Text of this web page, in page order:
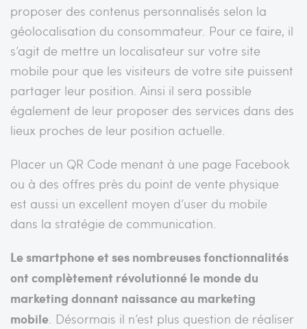
proposer des contenus personnalisés selon la
géolocalisation du consommateur. Pour ce faire, il
s’agit de mettre un localisateur sur votre site
mobile pour que les visiteurs de votre site puissent
partager leur position. Ainsi il sera possible
également de leur proposer des services dans des
lieux proches de leur position actuelle.
Placer un QR Code menant à une page Facebook
ou à des offres près du point de vente physique
est aussi un excellent moyen d’user du mobile
dans la stratégie de communication.
Le smartphone et ses nombreuses fonctionnalités
ont complètement révolutionné le monde du
marketing donnant naissance au marketing
mobile . Désormais il n’est plus question de réaliser